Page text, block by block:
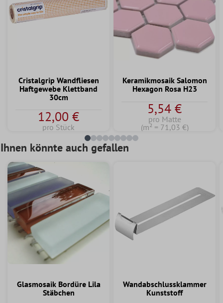
Cristalgrip Wandfliesen
Haftgewebe Klettband
30cm
12,00 €
pro Stück
Keramikmosaik Salomon
Hexagon Rosa H23
5,54 €
pro Matte
(m² = 71,03 €)
Ihnen könnte auch gefallen
Glasmosaik Bordüre Lila
Stäbchen
Wandabschlussklammer
Kunststoff